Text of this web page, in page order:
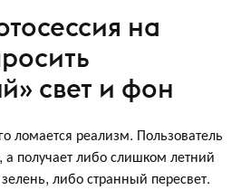
на
свет и фон
ломается реализм. Пользователь
а получает либо слишком летний
либо странный пересвет.